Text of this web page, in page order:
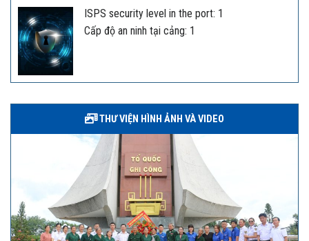
ISPS security level in the port: 1
Cấp độ an ninh tại cảng: 1
THƯ VIỆN HÌNH ẢNH VÀ VIDEO